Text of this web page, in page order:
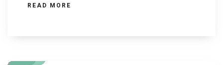
READ MORE